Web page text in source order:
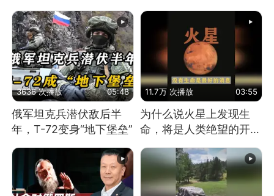
3636 次播放 05:48
俄军坦克兵潜伏敌后半
年，T-72变身“地下堡垒”
11.7万 次播放 03:55
为什么说火星上发现生
命，将是人类绝望的开